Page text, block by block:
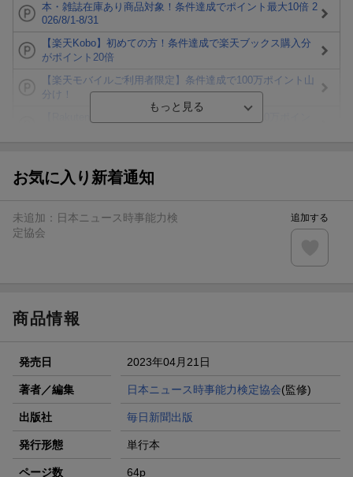
本・雑誌在庫あり商品対象！条件達成でポイント最大10倍 2
026/8/1-8/31
【楽天Kobo】初めての方！条件達成で楽天ブックス購入分
がポイント20倍
【楽天モバイルご利用者限定】条件達成で100万ポイント山
分け！
が当たる！
楽天モバイル紹介キャンペーンの拡散で300円OFFクーポン
条件達成で楽天限定・宝塚歌劇 宙組貸切公演ペアチケット
お気に入り新着通知
未追加： 日本ニュース時事能力検
定協会
追加する
商品情報
発売日 2023年04月21日
著者／編集 日本ニュース時事能力検定協会(監修)
出版社 毎日新聞出版
発行形態 単行本
ページ数 64p